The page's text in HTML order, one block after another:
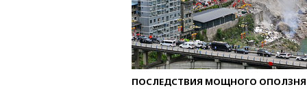
ПОСЛЕДСТВИЯ МОЩНОГО ОПОЛЗНЯ